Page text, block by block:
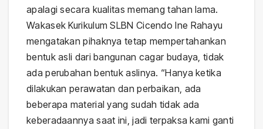
apalagi secara kualitas memang tahan lama.
Wakasek Kurikulum SLBN Cicendo Ine Rahayu
mengatakan pihaknya tetap mempertahankan
bentuk asli dari bangunan cagar budaya, tidak
ada perubahan bentuk aslinya. “Hanya ketika
dilakukan perawatan dan perbaikan, ada
beberapa material yang sudah tidak ada
keberadaannya saat ini, jadi terpaksa kami ganti